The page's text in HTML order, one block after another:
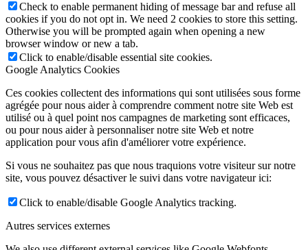
Check to enable permanent hiding of message bar and refuse all
cookies if you do not opt in. We need 2 cookies to store this setting.
Otherwise you will be prompted again when opening a new
browser window or new a tab.
Click to enable/disable essential site cookies.
Google Analytics Cookies
Ces cookies collectent des informations qui sont utilisées sous forme
agrégée pour nous aider à comprendre comment notre site Web est
utilisé ou à quel point nos campagnes de marketing sont efficaces,
ou pour nous aider à personnaliser notre site Web et notre
application pour vous afin d'améliorer votre expérience.
Si vous ne souhaitez pas que nous traquions votre visiteur sur notre
site, vous pouvez désactiver le suivi dans votre navigateur ici:
Click to enable/disable Google Analytics tracking.
Autres services externes